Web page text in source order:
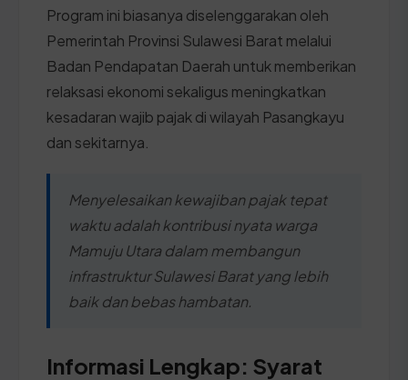
Program ini biasanya diselenggarakan oleh
Pemerintah Provinsi Sulawesi Barat melalui
Badan Pendapatan Daerah untuk memberikan
relaksasi ekonomi sekaligus meningkatkan
kesadaran wajib pajak di wilayah Pasangkayu
dan sekitarnya.
Menyelesaikan kewajiban pajak tepat
waktu adalah kontribusi nyata warga
Mamuju Utara dalam membangun
infrastruktur Sulawesi Barat yang lebih
baik dan bebas hambatan.
Informasi Lengkap: Syarat